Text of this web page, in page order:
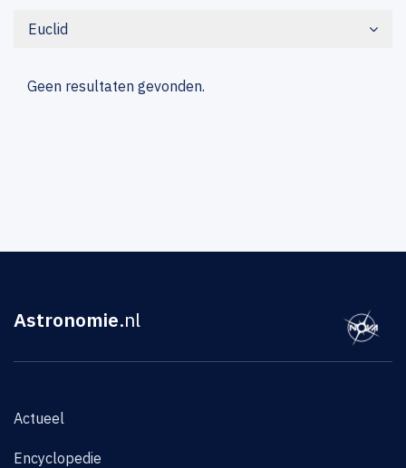
Euclid
Geen resultaten gevonden.
Astronomie.nl
Actueel
Encyclopedie